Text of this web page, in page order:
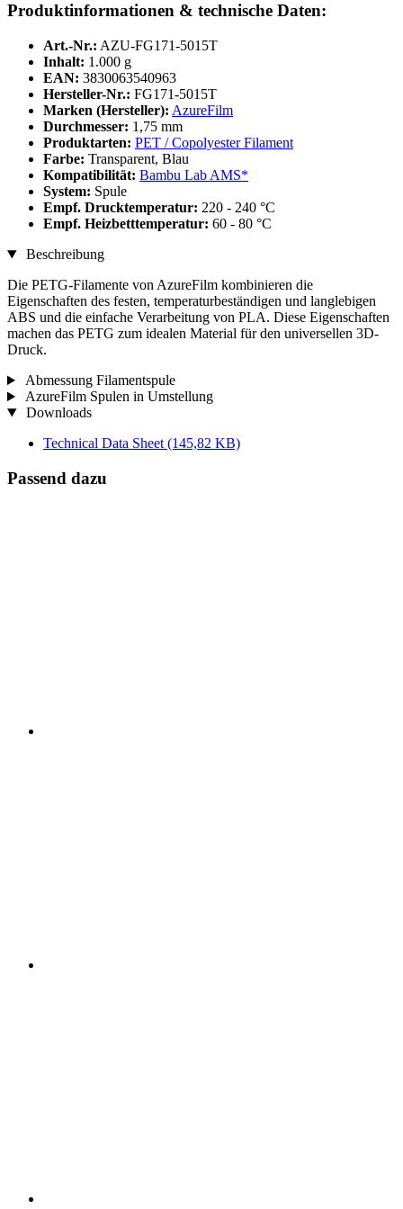
Produktinformationen & technische Daten:
Art.-Nr.: AZU-FG171-5015T
Inhalt: 1.000 g
EAN: 3830063540963
Hersteller-Nr.: FG171-5015T
Marken (Hersteller): AzureFilm
Durchmesser: 1,75 mm
Produktarten: PET / Copolyester Filament
Farbe: Transparent, Blau
Kompatibilität: Bambu Lab AMS*
System: Spule
Empf. Drucktemperatur: 220 - 240 °C
Empf. Heizbetttemperatur: 60 - 80 °C
Beschreibung
Die PETG-Filamente von AzureFilm kombinieren die
Eigenschaften des festen, temperaturbeständigen und langlebigen
ABS und die einfache Verarbeitung von PLA. Diese Eigenschaften
machen das PETG zum idealen Material für den universellen 3D-
Druck.
Abmessung Filamentspule
AzureFilm Spulen in Umstellung
Downloads
Technical Data Sheet (145,82 KB)
Passend dazu